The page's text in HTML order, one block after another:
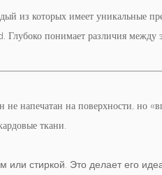
из которых имеет уникальные
Глубоко понимает различия между
напечатан на поверхности, но
ткани.
или стиркой. Это делает его